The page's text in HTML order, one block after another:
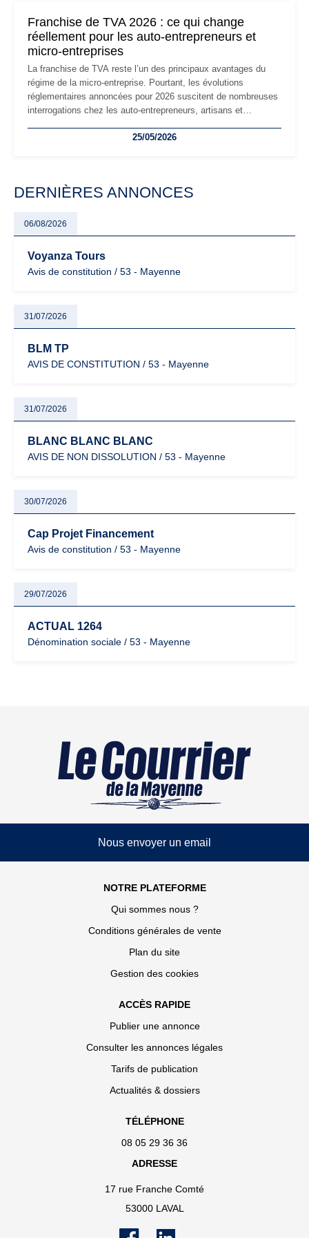
Franchise de TVA 2026 : ce qui change
réellement pour les auto-entrepreneurs et
micro-entreprises
La franchise de TVA reste l’un des principaux avantages du
régime de la micro-entreprise. Pourtant, les évolutions
réglementaires annoncées pour 2026 suscitent de nombreuses
interrogations chez les auto-entrepreneurs, artisans et
facturation ou risque de bascule vers la TVA : les règles
25/05/2026
DERNIÈRES ANNONCES
06/08/2026
Voyanza Tours
Avis de constitution / 53 - Mayenne
31/07/2026
BLM TP
AVIS DE CONSTITUTION / 53 - Mayenne
31/07/2026
BLANC BLANC BLANC
AVIS DE NON DISSOLUTION / 53 - Mayenne
30/07/2026
Cap Projet Financement
Avis de constitution / 53 - Mayenne
29/07/2026
ACTUAL 1264
Dénomination sociale / 53 - Mayenne
Nous envoyer un email
NOTRE PLATEFORME
Qui sommes nous ?
Conditions générales de vente
Plan du site
Gestion des cookies
ACCÈS RAPIDE
Publier une annonce
Consulter les annonces légales
Tarifs de publication
Actualités & dossiers
TÉLÉPHONE
08 05 29 36 36
ADRESSE
17 rue Franche Comté
53000 LAVAL